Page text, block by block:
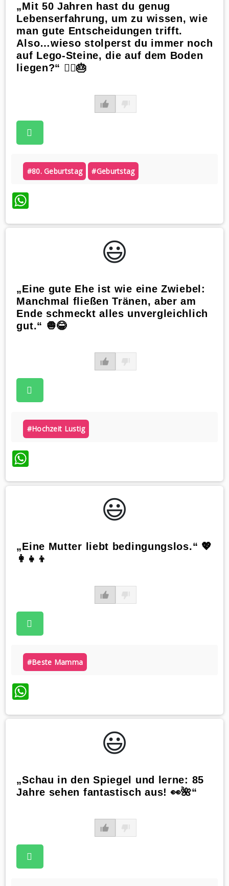
„Mit 50 Jahren hast du genug
Lebenserfahrung, um zu wissen, wie
man gute Entscheidungen trifft.
Also…wieso stolperst du immer noch
auf Lego-Steine, die auf dem Boden
liegen?“ 🤦‍♂️🎂
#80. Geburtstag #geburtstag
WhatsApp
😃️
„Eine gute Ehe ist wie eine Zwiebel:
Manchmal fließen Tränen, aber am
Ende schmeckt alles unvergleichlich
gut.“ 🧅😂
#hochzeit Lustig
WhatsApp
😃️
„Eine Mutter liebt bedingungslos.“ 💖
👩‍👧‍👦
#beste Mamma
WhatsApp
😃️
„Schau in den Spiegel und lerne: 85
Jahre sehen fantastisch aus! 👀🌺“